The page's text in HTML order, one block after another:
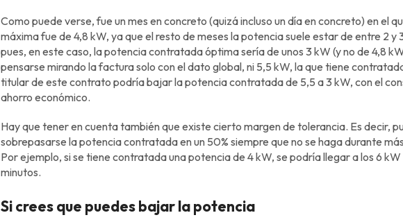
Como puede verse, fue un mes en concreto (quizá incluso un día en concreto) en el
máxima fue de 4,8 kW, ya que el resto de meses la potencia suele estar de entre 2 y
pues, en este caso, la potencia contratada óptima sería de unos 3 kW (y no de 4,8
pensarse mirando la factura solo con el dato global, ni 5,5 kW, la que tiene
titular de este contrato podría bajar la potencia contratada de 5,5 a 3 kW, con el
ahorro económico.
Hay que tener en cuenta también que existe cierto margen de tolerancia. Es decir,
sobrepasarse la potencia contratada en un 50% siempre que no se haga durante
Por ejemplo, si se tiene contratada una potencia de 4 kW, se podría llegar a los 6
minutos.
Si crees que puedes bajar la potencia